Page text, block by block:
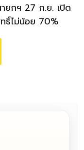
ยกฯ 27 ก.ย. เปิด
ธิ์ไม่น้อย 70%